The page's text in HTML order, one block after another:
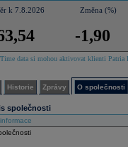
k 7.8.2026 Změna (%)
-1,90
data si mohou aktivovat klienti
Historie Zprávy O společnosti
společnosti